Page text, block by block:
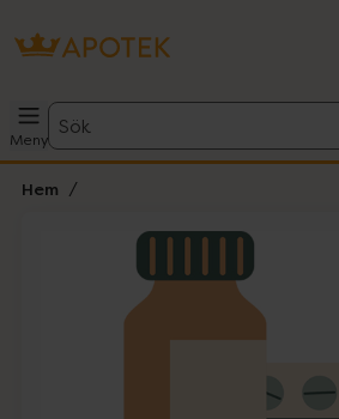
Meny
Sök
Hem
Lista: . Innehåller 1 objekt.